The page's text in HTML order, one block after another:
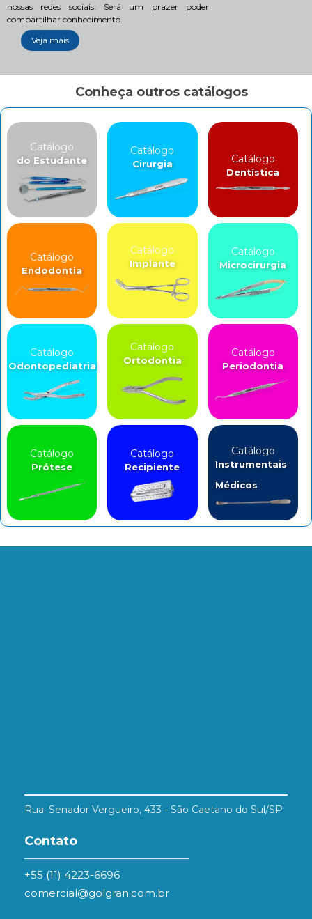
nossas redes sociais. Será um prazer poder
compartilhar conhecimento.
Veja mais
Conheça outros catálogos
Catálogo
do Estudante
Catálogo
Cirurgia Catálogo
Dentística
Catálogo
Endodontia
Catálogo
Implante
Catálogo
Microcirurgia
Catálogo
Odontopediatria
Catálogo
Ortodontia
Catálogo
Periodontia
Catálogo
Prótese
Catálogo
Recipiente
Catálogo
Instrumentais
Médicos
Rua: Senador Vergueiro, 433 - São Caetano do Sul/SP
Contato
+55 (11) 4223-6696
comercial@golgran.com.br